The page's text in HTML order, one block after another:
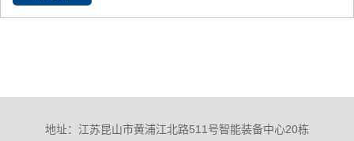
地址：江苏昆山市黄浦江北路511号智能装备中心20栋